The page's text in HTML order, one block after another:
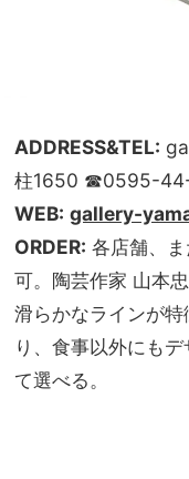
ADDRESS&TEL:
柱1650 ☎0595-44-
WEB: gallery-
ORDER: 各店舗、
可。陶芸作家 山本
滑らかなラインが
り、食事以外にも
て選べる。